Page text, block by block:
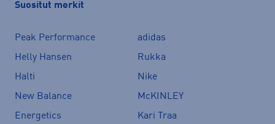
Suositut merkit
Peak Performance
adidas
Helly Hansen
Rukka
Halti
Nike
New Balance
McKINLEY
Energetics
Kari Traa